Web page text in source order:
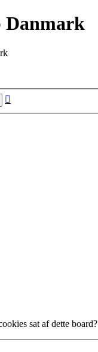
Danmark
sat af dette board?